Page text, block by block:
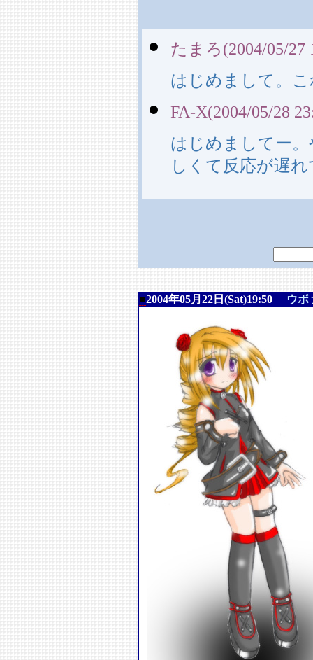
たまろ(2004/05/27
はじめまして。
FA-X(2004/05/28
はじめましてー
しくて反応が遅
■2004年05月22日(Sat)19:50 ウボ